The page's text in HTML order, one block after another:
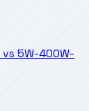
vs 5W-400W-